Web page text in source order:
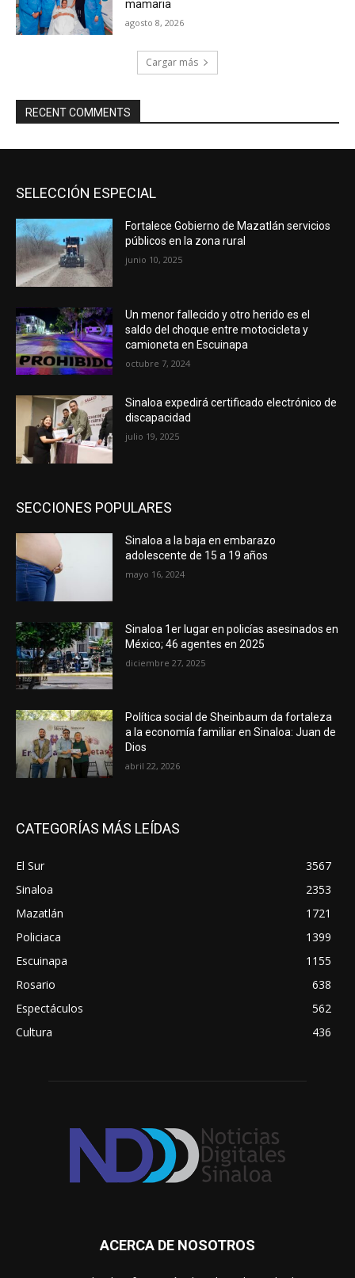
mamaria
agosto 8, 2026
Cargar más
RECENT COMMENTS
SELECCIÓN ESPECIAL
Fortalece Gobierno de Mazatlán servicios
públicos en la zona rural
junio 10, 2025
Un menor fallecido y otro herido es el
saldo del choque entre motocicleta y
camioneta en Escuinapa
octubre 7, 2024
Sinaloa expedirá certificado electrónico de
discapacidad
julio 19, 2025
SECCIONES POPULARES
Sinaloa a la baja en embarazo
adolescente de 15 a 19 años
mayo 16, 2024
Sinaloa 1er lugar en policías asesinados en
México; 46 agentes en 2025
diciembre 27, 2025
Política social de Sheinbaum da fortaleza
a la economía familiar en Sinaloa: Juan de
Dios
abril 22, 2026
CATEGORÍAS MÁS LEÍDAS
El Sur
3567
Sinaloa
2353
Mazatlán
1721
Policiaca
1399
Escuinapa
1155
Rosario
638
Espectáculos
562
Cultura
436
ACERCA DE NOSOTROS